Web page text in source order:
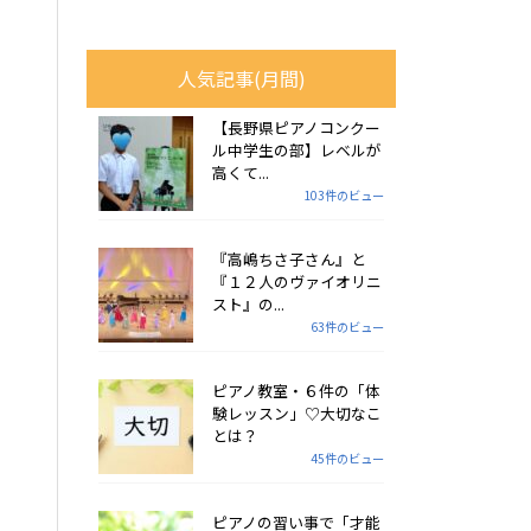
人気記事(月間)
【長野県ピアノコンクー
ル中学生の部】レベルが
高くて...
103件のビュー
『高嶋ちさ子さん』と
『１２人のヴァイオリニ
スト』の...
63件のビュー
ピアノ教室・６件の「体
験レッスン」♡大切なこ
とは？
45件のビュー
ピアノの習い事で「才能